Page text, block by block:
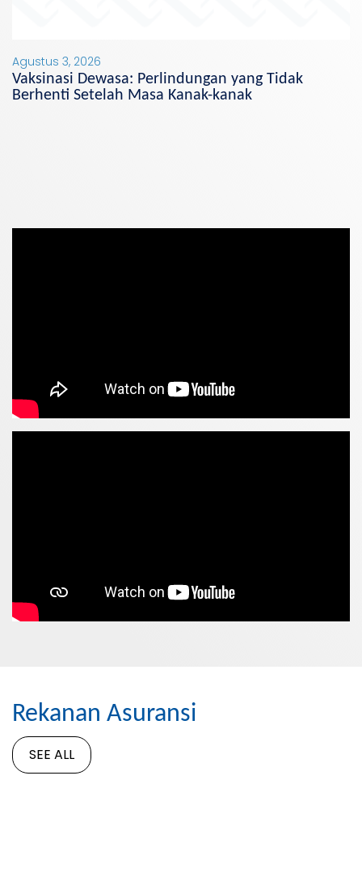
Agustus 3, 2026
Vaksinasi Dewasa: Perlindungan yang Tidak
Berhenti Setelah Masa Kanak-kanak
Rekanan Asuransi
SEE ALL